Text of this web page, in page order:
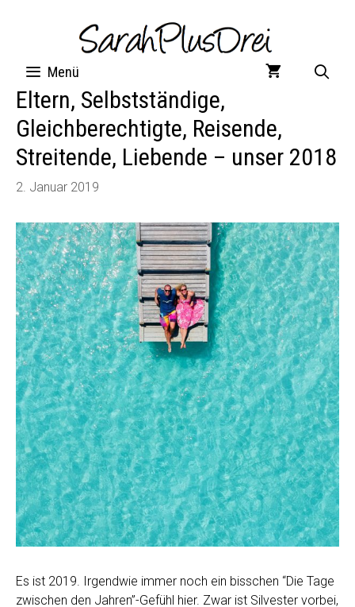
Menü
Eltern, Selbstständige,
Gleichberechtigte, Reisende,
Streitende, Liebende – unser 2018
2. Januar 2019
Es ist 2019. Irgendwie immer noch ein bisschen “Die Tage
zwischen den Jahren”-Gefühl hier. Zwar ist Silvester vorbei,